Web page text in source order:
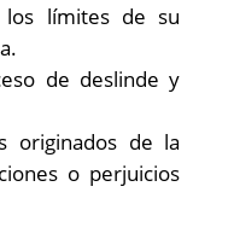
los límites de su
de deslinde y
originados de la
o perjuicios